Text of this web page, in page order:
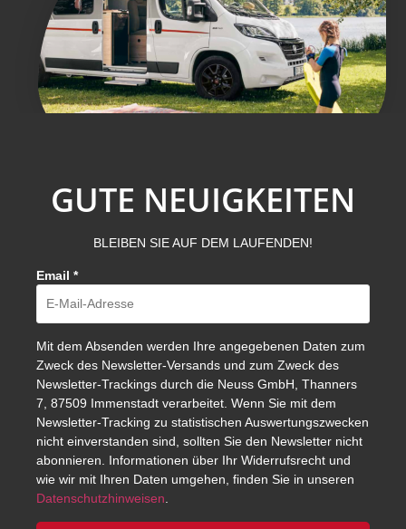
GUTE NEUIGKEITEN
BLEIBEN SIE AUF DEM LAUFENDEN!
Email *
Mit dem Absenden werden Ihre angegebenen Daten zum
Zweck des Newsletter-Versands und zum Zweck des
Newsletter-Trackings durch die Neuss GmbH, Thanners
7, 87509 Immenstadt verarbeitet. Wenn Sie mit dem
Newsletter-Tracking zu statistischen Auswertungszwecken
nicht einverstanden sind, sollten Sie den Newsletter nicht
abonnieren. Informationen über Ihr Widerrufsrecht und
wie wir mit Ihren Daten umgehen, finden Sie in unseren
Datenschutzhinweisen